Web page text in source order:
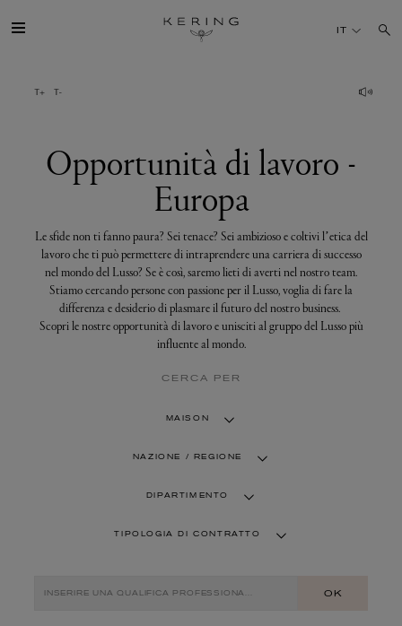
lavoro
SOSTENIBILITÀ
FINANCE
MEDIA
IT
Opportunità di lavoro -
Europa
Le sfide non ti fanno paura? Sei tenace? Sei ambizioso e coltivi l’etica del
lavoro che ti può permettere di intraprendere una carriera di successo
nel mondo del Lusso? Se è così, saremo lieti di averti nel nostro team.
Stiamo cercando persone con passione per il Lusso, voglia di fare la
differenza e desiderio di plasmare il futuro del nostro business.
Scopri le nostre opportunità di lavoro e unisciti al gruppo del Lusso più
influente al mondo.
CERCA PER
MAISON
NAZIONE / REGIONE
DIPARTIMENTO
TIPOLOGIA DI CONTRATTO
OK